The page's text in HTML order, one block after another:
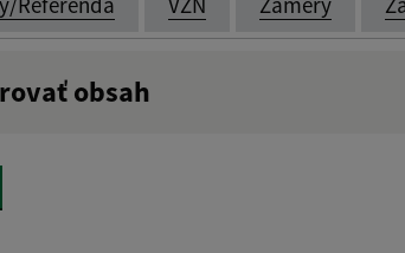
obsah